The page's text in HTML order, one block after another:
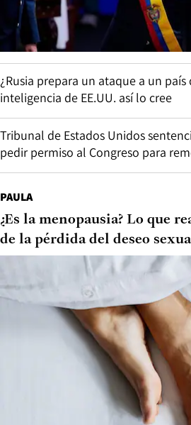
¿Rusia prepara un ataque a un país
inteligencia de EE.UU. así lo cree
Tribunal de Estados Unidos
pedir permiso al Congreso para
PAULA
¿Es la menopausia? Lo que
de la pérdida del deseo